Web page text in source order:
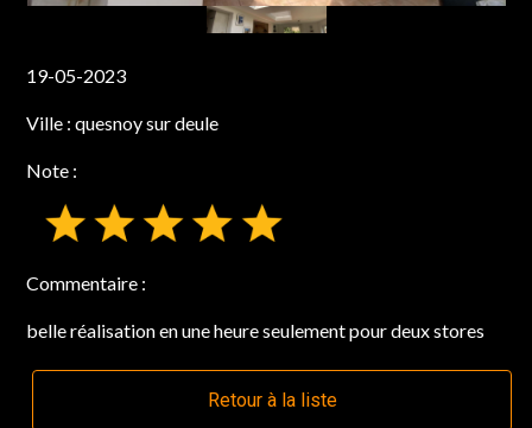
19-05-2023
Ville :quesnoy sur deule
Note :
Commentaire :
belle réalisation en une heure seulement pour deux stores
Retour à la liste